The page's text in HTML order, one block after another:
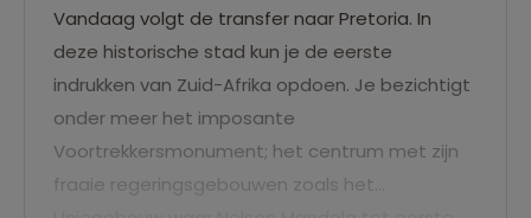
Vandaag volgt de transfer naar Pretoria. In
deze historische stad kun je de eerste
indrukken van Zuid-Afrika opdoen. Je bezichtigt
onder meer het imposante
Voortrekkersmonument; het centrum met zijn
fraaie regeringsgebouwen zoals het